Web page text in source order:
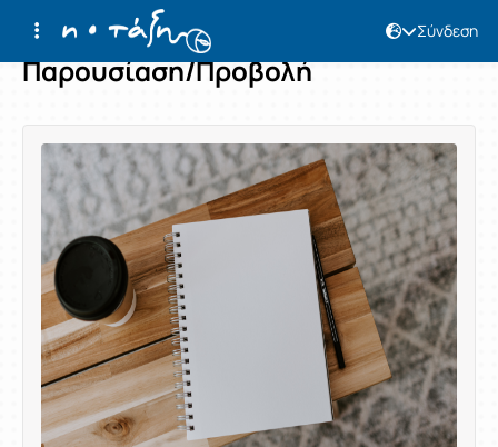
Σύνδεση
Παρουσίαση/Προβολή